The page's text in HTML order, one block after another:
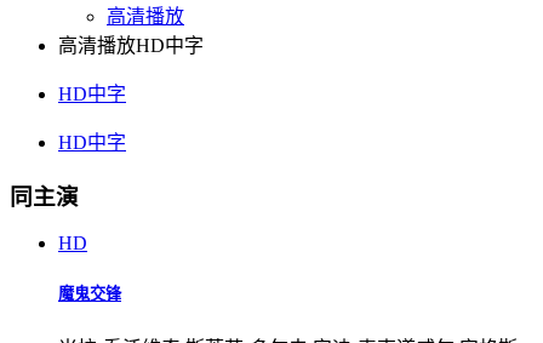
高清播放
高清播放HD中字
HD中字
HD中字
同主演
HD
魔鬼交锋